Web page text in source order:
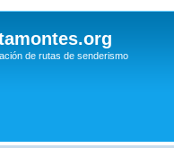
de rutas de senderismo